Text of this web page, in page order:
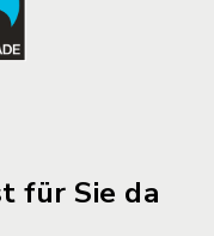
für Sie da